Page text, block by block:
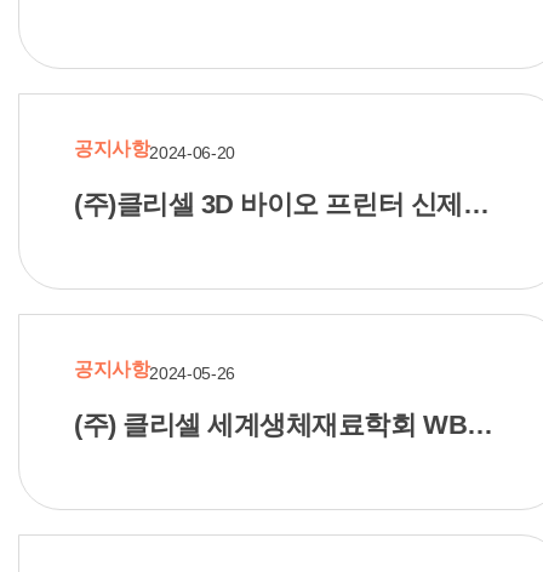
공지사항2024-06-20
(주)클리셀 3D 바이오 프린터 신제품
공지사항2024-05-26
(주) 클리셀 세계생체재료학회 WBC